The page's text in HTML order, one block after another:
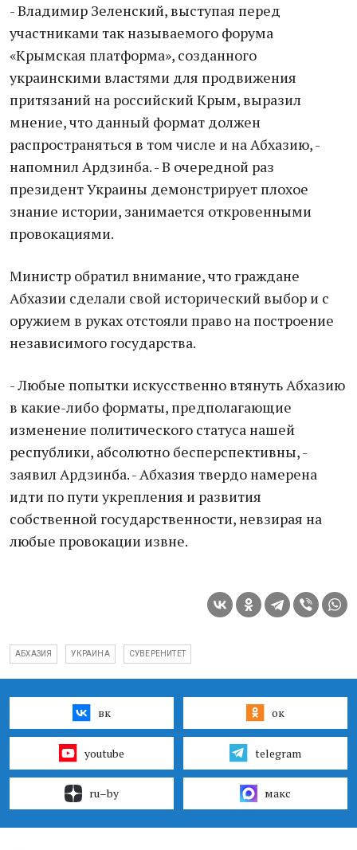
- Владимир Зеленский, выступая перед
участниками так называемого форума
«Крымская платформа», созданного
украинскими властями для продвижения
притязаний на российский Крым, выразил
мнение, что данный формат должен
распространяться в том числе и на Абхазию, -
напомнил Ардзинба. - В очередной раз
президент Украины демонстрирует плохое
знание истории, занимается откровенными
провокациями.
Министр обратил внимание, что граждане
Абхазии сделали свой исторический выбор и с
оружием в руках отстояли право на построение
независимого государства.
- Любые попытки искусственно втянуть Абхазию
в какие-либо форматы, предполагающие
изменение политического статуса нашей
республики, абсолютно бесперспективны, -
заявил Ардзинба. - Абхазия твердо намерена
идти по пути укрепления и развития
собственной государственности, невзирая на
любые провокации извне.
АБХАЗИЯ УКРАИНА СУВЕРЕНИТЕТ
вк ок
youtube telegram
ru–by макс